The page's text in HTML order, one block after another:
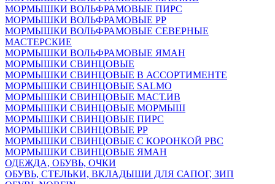
МОРМЫШКИ ВОЛЬФРАМОВЫЕ ПИРС
МОРМЫШКИ ВОЛЬФРАМОВЫЕ РР
МОРМЫШКИ ВОЛЬФРАМОВЫЕ СЕВЕРНЫЕ
МАСТЕРСКИЕ
МОРМЫШКИ ВОЛЬФРАМОВЫЕ ЯМАН
МОРМЫШКИ СВИНЦОВЫЕ
МОРМЫШКИ СВИНЦОВЫЕ В АССОРТИМЕНТЕ
МОРМЫШКИ СВИНЦОВЫЕ SALMO
МОРМЫШКИ СВИНЦОВЫЕ МАСТ.ИВ
МОРМЫШКИ СВИНЦОВЫЕ МОРМЫШ
МОРМЫШКИ СВИНЦОВЫЕ ПИРС
МОРМЫШКИ СВИНЦОВЫЕ РР
МОРМЫШКИ СВИНЦОВЫЕ С КОРОНКОЙ РВС
МОРМЫШКИ СВИНЦОВЫЕ ЯМАН
ОДЕЖДА, ОБУВЬ, ОЧКИ
ОБУВЬ, СТЕЛЬКИ, ВКЛАДЫШИ ДЛЯ САПОГ, ЗИП